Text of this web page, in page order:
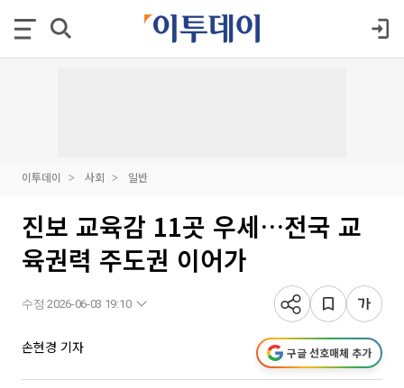
이투데이 사회 일반
진보 교육감 11곳 우세…전국 교
육권력 주도권 이어가
수정 2026-06-03 19:10
손현경 기자 구글 선호매체 추가